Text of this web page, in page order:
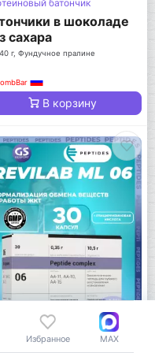
батончик
в шоколаде
сахара
г, Фундучное пралине
В корзину
Избранное MAX